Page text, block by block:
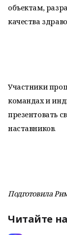
объектам,
качества
Участники
командах и
презентовать
наставников.
Подготовила
Читайте